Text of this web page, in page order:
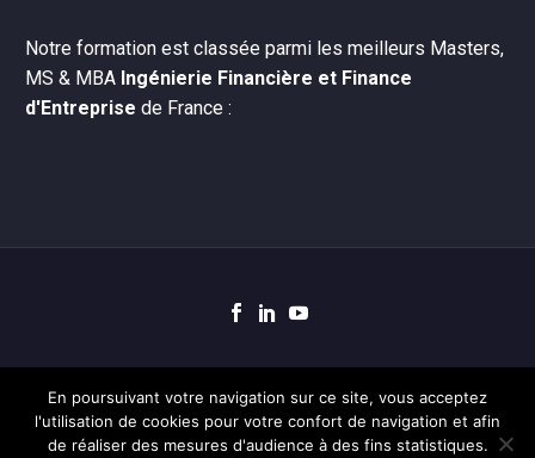
Notre formation est classée parmi les meilleurs Masters,
MS & MBA Ingénierie Financière et Finance
d'Entreprise de France :
En poursuivant votre navigation sur ce site, vous acceptez
l'utilisation de cookies pour votre confort de navigation et afin
de réaliser des mesures d'audience à des fins statistiques.